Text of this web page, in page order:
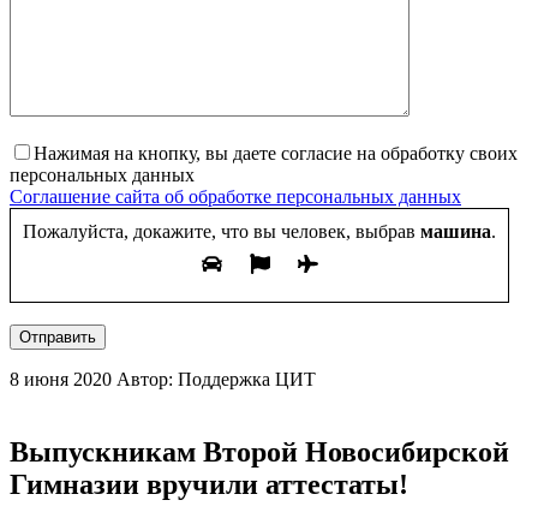
Нажимая на кнопку, вы даете согласие на обработку своих
персональных данных
Соглашение сайта об обработке персональных данных
Пожалуйста, докажите, что вы человек, выбрав машина.
Отправить
8 июня 2020 Автор: Поддержка ЦИТ
Выпускникам Второй Новосибирской
Гимназии вручили аттестаты!